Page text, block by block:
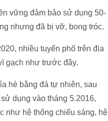
vững đảm bảo sử dụng 50-
nhưng đã bị vỡ, bong tróc.
nhiều tuyến phố trên địa
gạch như trước đây.
hè bằng đá tự nhiên, sau
dụng vào tháng 5.2016,
như hệ thống chiếu sáng, hệ